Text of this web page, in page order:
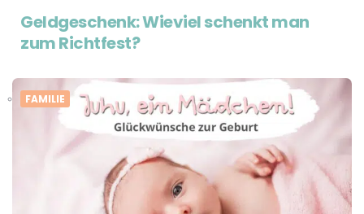
Geldgeschenk: Wieviel schenkt man
zum Richtfest?
FAMILIE